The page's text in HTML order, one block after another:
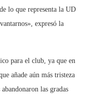
lo que representa la UD
expresó la
para el club, ya que en
añade aún más tristeza
las gradas